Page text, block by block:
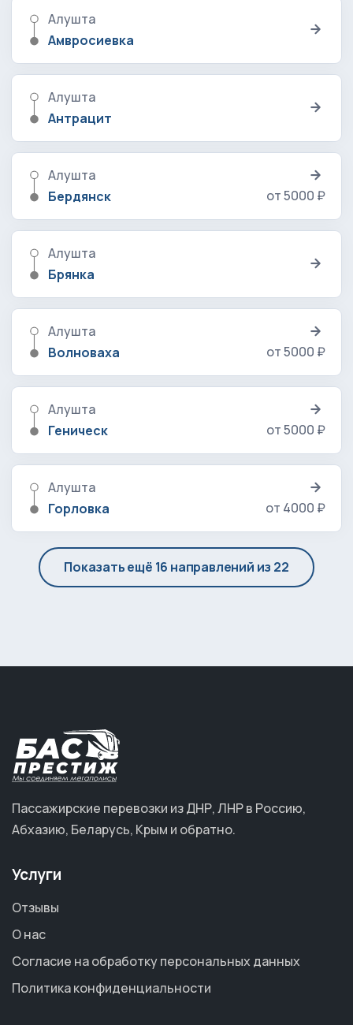
Алушта
Амвросиевка
Алушта
Антрацит
Алушта
Бердянск
от 5000 ₽
Алушта
Брянка
Алушта
Волноваха
от 5000 ₽
Алушта
Геническ
от 5000 ₽
Алушта
Горловка
от 4000 ₽
Показать ещё 16 направлений из 22
Пассажирские перевозки из ДНР, ЛНР в Россию,
Абхазию, Беларусь, Крым и обратно.
Услуги
Отзывы
О нас
Согласие на обработку персональных данных
Политика конфиденциальности